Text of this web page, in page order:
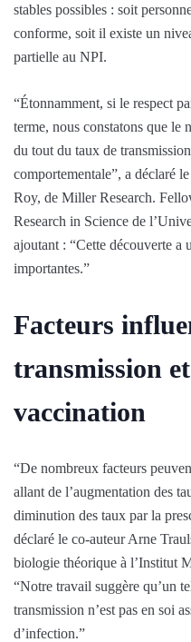
stables possibles : soit
conforme, soit il existe un
partielle au NPI.
“Étonnamment, si le respect
terme, nous constatons que le
du tout du taux de
comportementale”, a déclaré
Roy, de Miller Research.
Research in Science de
ajoutant : “Cette découverte a
importantes.”
Facteurs
transmission
vaccination
“De nombreux facteurs
allant de l’augmentation des
diminution des taux par la
déclaré le co-auteur Arne
biologie théorique à l’Institut
“Notre travail suggère qu’un
transmission n’est pas en soi
d’infection.”